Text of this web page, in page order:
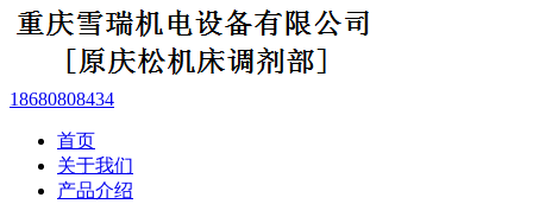
18680808434
首页
关于我们
产品介绍